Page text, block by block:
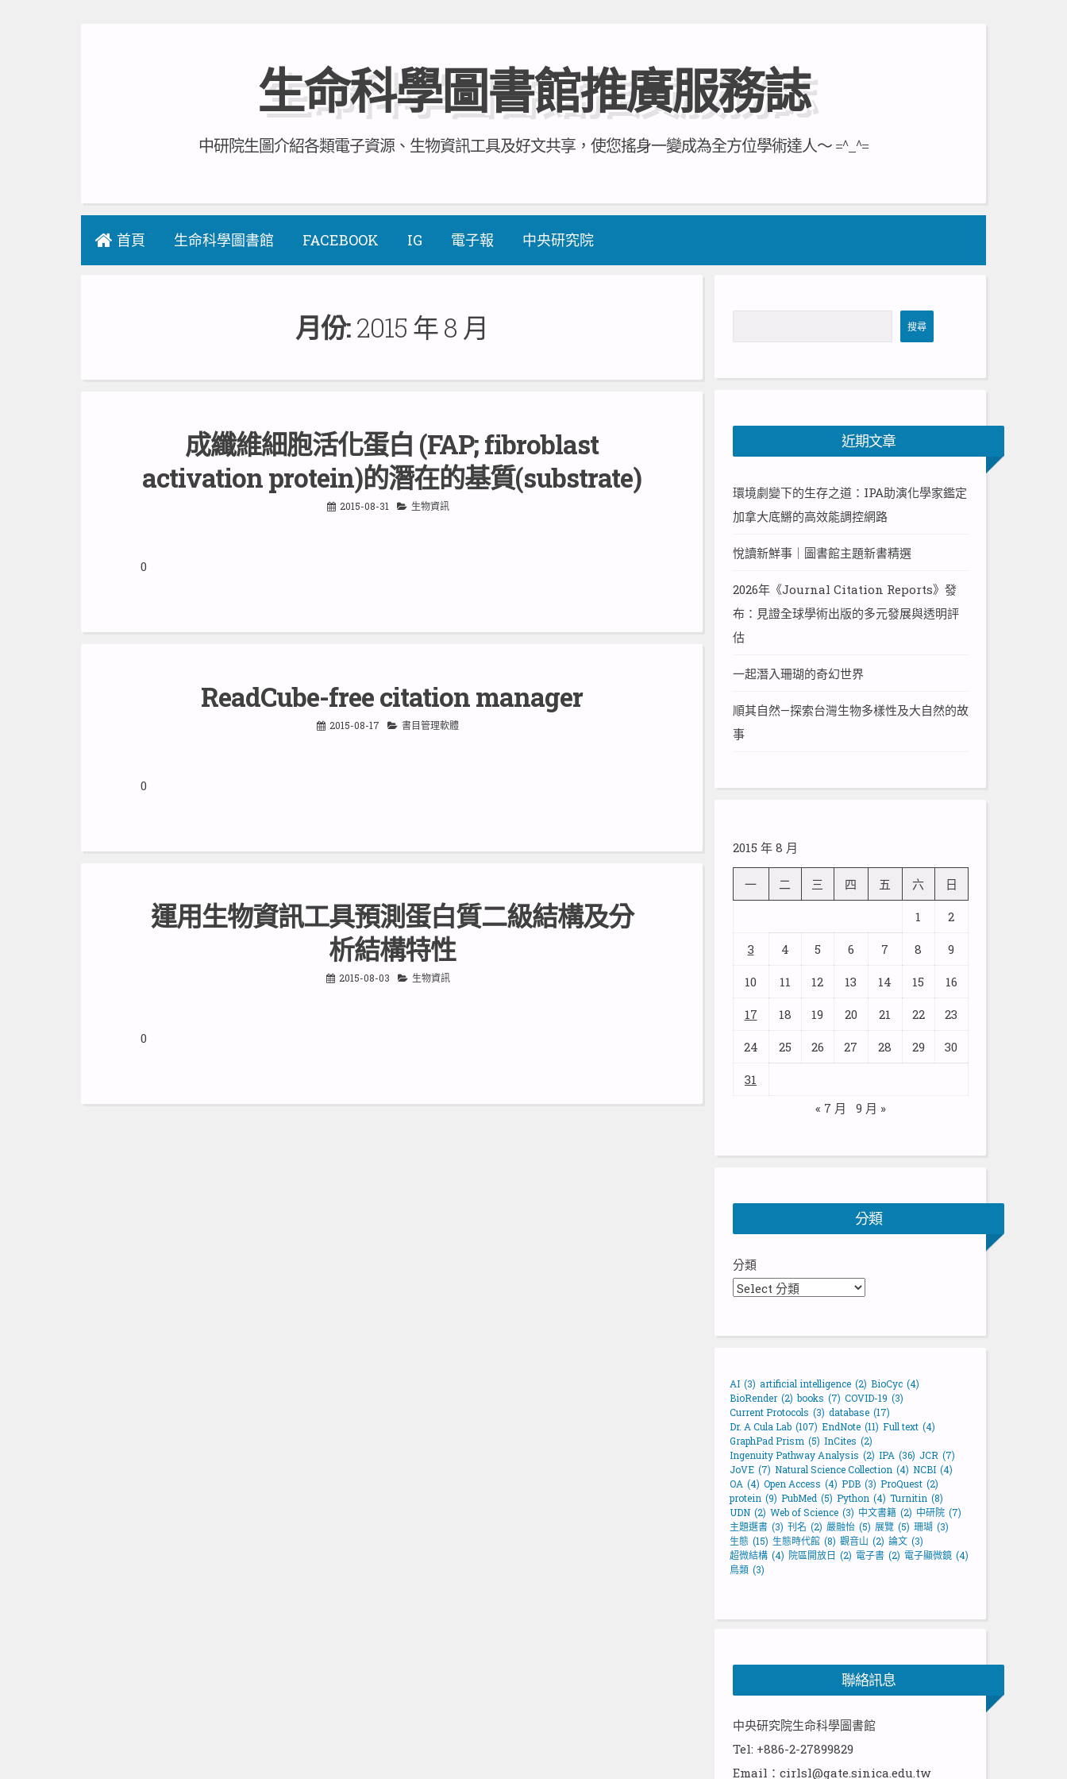
生命科學圖書館推廣服務誌
中研院生圖介紹各類電子資源、生物資訊工具及好文共享，使您搖身一變成為全方位學術達人～ =^_^=
首頁 生命科學圖書館 FACEBOOK IG 電子報 中央研究院
月份:2015 年 8 月
成纖維細胞活化蛋白 (FAP; fibroblast
activation protein)的潛在的基質(substrate)
2015-08-31 生物資訊
0
ReadCube-free citation manager
2015-08-17 書目管理軟體
0
運用生物資訊工具預測蛋白質二級結構及分
析結構特性
2015-08-03 生物資訊
0
尋
搜尋
近期文章
環境劇變下的生存之道：IPA助演化學家鑑定
加拿大底鱂的高效能調控網路
悅讀新鮮事｜圖書館主題新書精選
2026年《Journal Citation Reports》發
布：見證全球學術出版的多元發展與透明評
估
一起潛入珊瑚的奇幻世界
順其自然—探索台灣生物多樣性及大自然的故
事
2015 年 8 月
一 二 三 四 五 六 日
1 2
3 4 5 6 7 8 9
10 11 12 13 14 15 16
17 18 19 20 21 22 23
24 25 26 27 28 29 30
31
« 7 月
9 月 »
分類
分類
AI (3) artificial intelligence (2) BioCyc (4)
BioRender (2) books (7) COVID-19 (3)
Current Protocols (3) database (17)
Dr. A Cula Lab (107) EndNote (11) Full text (4)
GraphPad Prism (5) InCites (2)
Ingenuity Pathway Analysis (2) IPA (36) JCR (7)
JoVE (7) Natural Science Collection (4) NCBI (4)
OA (4) Open Access (4) PDB (3) ProQuest (2)
protein (9) PubMed (5) Python (4) Turnitin (8)
UDN (2) Web of Science (3) 中文書籍 (2) 中研院 (7)
主題選書 (3) 刊名 (2) 嚴融怡 (5) 展覽 (5) 珊瑚 (3)
生態 (15) 生態時代館 (8) 觀音山 (2) 論文 (3)
超微結構 (4) 院區開放日 (2) 電子書 (2) 電子顯微鏡 (4)
鳥類 (3)
聯絡訊息
中央研究院生命科學圖書館
Tel: +886-2-27899829
Email：cirlsl@gate.sinica.edu.tw